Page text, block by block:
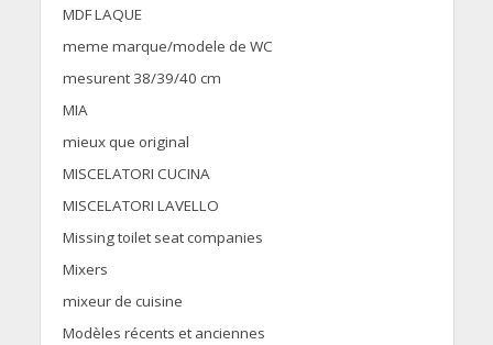
MDF LAQUE
meme marque/modele de WC
mesurent 38/39/40 cm
MIA
mieux que original
MISCELATORI CUCINA
MISCELATORI LAVELLO
Missing toilet seat companies
Mixers
mixeur de cuisine
Modèles récents et anciennes